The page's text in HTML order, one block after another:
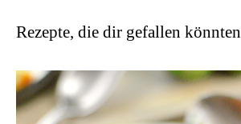
Rezepte, die dir gefallen könnten